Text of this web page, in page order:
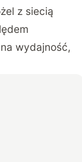
z siecią
wydajność,